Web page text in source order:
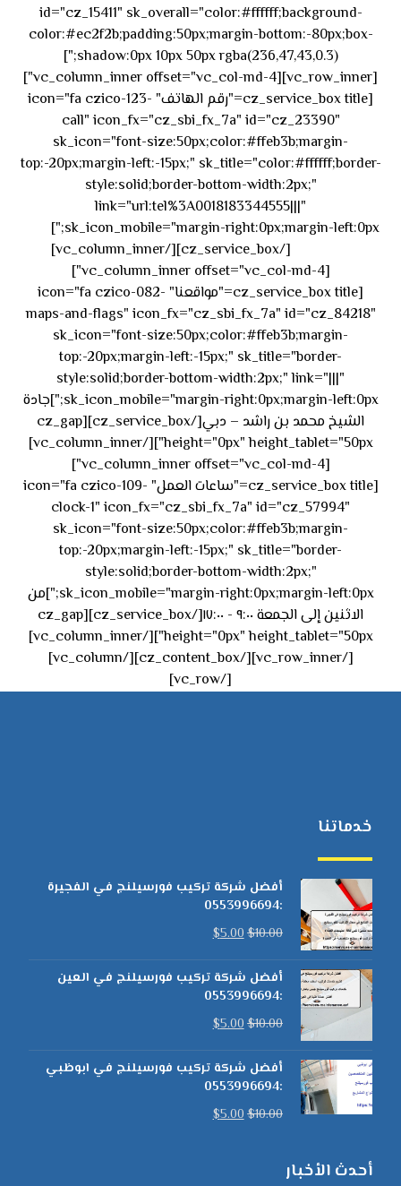
id="cz_15411" sk_overall="color:#ffffff;background-
color:#ec2f2b;padding:50px;margin-bottom:-80px;box-
shadow:0px 10px 50px rgba(236,47,43,0.3);"]
[vc_row_inner][vc_column_inner offset="vc_col-md-4"]
[cz_service_box title="رقم الهاتف" icon="fa czico-123-
call" icon_fx="cz_sbi_fx_7a" id="cz_23390"
sk_icon="font-size:50px;color:#ffeb3b;margin-
top:-20px;margin-left:-15px;" sk_title="color:#ffffff;border-
style:solid;border-bottom-width:2px;"
link="url:tel%3A0018183344555|||"
sk_icon_mobile="margin-right:0px;margin-left:0px;"]
[/cz_service_box][/vc_column_inner]
[vc_column_inner offset="vc_col-md-4"]
[cz_service_box title="مواقعنا" icon="fa czico-082-
maps-and-flags" icon_fx="cz_sbi_fx_7a" id="cz_84218"
sk_icon="font-size:50px;color:#ffeb3b;margin-
top:-20px;margin-left:-15px;" sk_title="border-
style:solid;border-bottom-width:2px;" link="|||"
sk_icon_mobile="margin-right:0px;margin-left:0px;"]جادة
الشيخ محمد بن راشد – دبي[/cz_service_box][cz_gap
height="0px" height_tablet="50px"][/vc_column_inner]
[vc_column_inner offset="vc_col-md-4"]
[cz_service_box title="ساعات العمل" icon="fa czico-109-
clock-1" icon_fx="cz_sbi_fx_7a" id="cz_57994"
sk_icon="font-size:50px;color:#ffeb3b;margin-
top:-20px;margin-left:-15px;" sk_title="border-
style:solid;border-bottom-width:2px;"
sk_icon_mobile="margin-right:0px;margin-left:0px;"]من
الاثنين إلى الجمعة ٩:٠٠ - ١٧:٠٠[/cz_service_box][cz_gap
height="0px" height_tablet="50px"][/vc_column_inner]
[/vc_row_inner][/cz_content_box][/vc_column]
[/vc_row]
خدماتنا
أفضل شركة تركيب فورسيلنج في الفجيرة
:0553996694
$10.00
$5.00
أفضل شركة تركيب فورسيلنج في العين
:0553996694
$10.00
$5.00
أفضل شركة تركيب فورسيلنج في ابوظبي
:0553996694
$10.00
$5.00
أحدث الأخبار